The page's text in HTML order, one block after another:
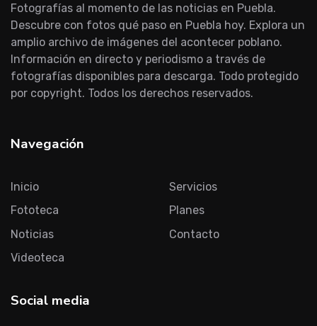
Fotografías al momento de las noticias en Puebla.
Descubre con fotos qué paso en Puebla hoy. Explora un
amplio archivo de imágenes del acontecer poblano.
Información en directo y periodismo a través de
fotografías disponibles para descarga. Todo protegido
por copyright. Todos los derechos reservados.
Navegación
Inicio
Fototeca
Noticias
Videoteca
Servicios
Planes
Contacto
Social media